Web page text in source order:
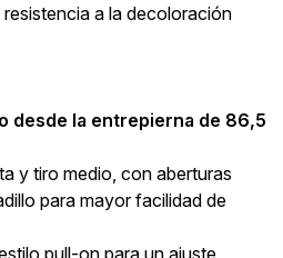
a la decoloración
desde la entrepierna de 86,5
y tiro medio, con aberturas
para mayor facilidad de
pull-on para un ajuste